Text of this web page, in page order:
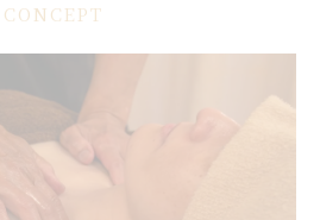
CONCEPT